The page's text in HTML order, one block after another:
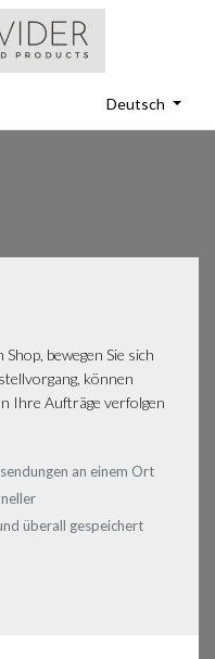
Deutsch
bewegen Sie sich
können
Ihre Aufträge verfolgen
an einem Ort
überall gespeichert